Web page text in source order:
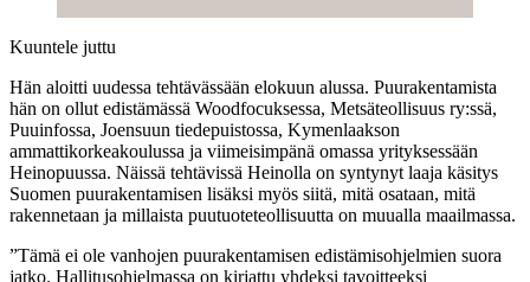
Kuuntele juttu
Hän aloitti uudessa tehtävässään elokuun alussa. Puurakentamista
hän on ollut edistämässä Woodfocuksessa, Metsäteollisuus ry:ssä,
Puuinfossa, Joensuun tiedepuistossa, Kymenlaakson
ammattikorkeakoulussa ja viimeisimpänä omassa yrityksessään
Heinopuussa. Näissä tehtävissä Heinolla on syntynyt laaja käsitys
Suomen puurakentamisen lisäksi myös siitä, mitä osataan, mitä
rakennetaan ja millaista puutuoteteollisuutta on muualla maailmassa.
”Tämä ei ole vanhojen puurakentamisen ­edistämisohjelmien suora
jatko. Hallitusohjelmassa on kirjattu yhdeksi tavoitteeksi